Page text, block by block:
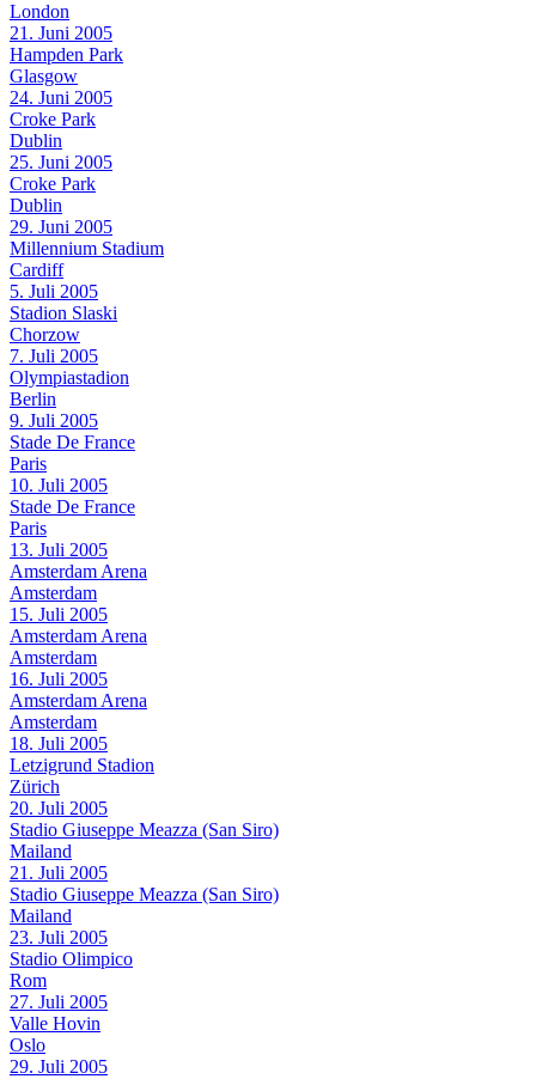
London
21. Juni 2005
Hampden Park
Glasgow
24. Juni 2005
Croke Park
Dublin
25. Juni 2005
Croke Park
Dublin
29. Juni 2005
Millennium Stadium
Cardiff
5. Juli 2005
Stadion Slaski
Chorzow
7. Juli 2005
Olympiastadion
Berlin
9. Juli 2005
Stade De France
Paris
10. Juli 2005
Stade De France
Paris
13. Juli 2005
Amsterdam Arena
Amsterdam
15. Juli 2005
Amsterdam Arena
Amsterdam
16. Juli 2005
Amsterdam Arena
Amsterdam
18. Juli 2005
Letzigrund Stadion
Zürich
20. Juli 2005
Stadio Giuseppe Meazza (San Siro)
Mailand
21. Juli 2005
Stadio Giuseppe Meazza (San Siro)
Mailand
23. Juli 2005
Stadio Olimpico
Rom
27. Juli 2005
Valle Hovin
Oslo
29. Juli 2005